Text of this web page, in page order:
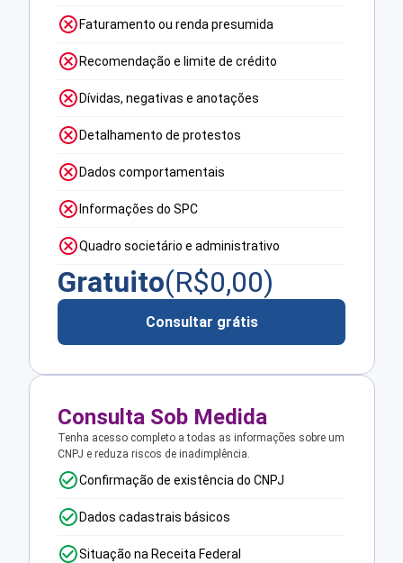
Faturamento ou renda presumida
Recomendação e limite de crédito
Dívidas, negativas e anotações
Detalhamento de protestos
Dados comportamentais
Informações do SPC
Quadro societário e administrativo
Gratuito(R$0,00)
Consultar grátis
Consulta Sob Medida
Tenha acesso completo a todas as informações sobre um
CNPJ e reduza riscos de inadimplência.
Confirmação de existência do CNPJ
Dados cadastrais básicos
Situação na Receita Federal